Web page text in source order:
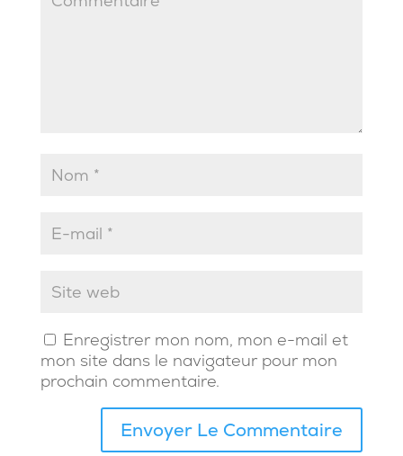
Enregistrer mon nom, mon e-mail et
mon site dans le navigateur pour mon
prochain commentaire.